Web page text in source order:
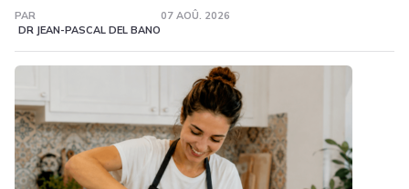
PAR
DR JEAN-PASCAL DEL BANO
07 AOÛ. 2026